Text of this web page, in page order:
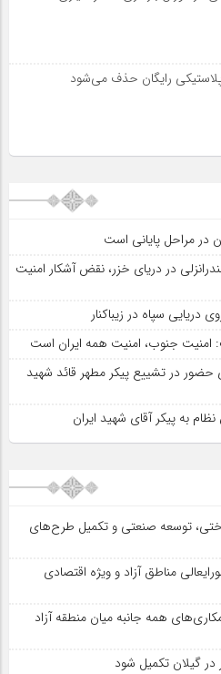
رایگان حذف می‌شود
در مراحل پایانی است
در دریای خزر، نقض آشکار امنیت
دریایی سپاه در زیباکنار
جنوب، امنیت همه ایران است
در تشییع پیکر مطهر قائد شهید
به پیکر آقای شهید ایران
توسعه صنعتی و تکمیل طرح‌های
مناطق آزاد و ویژه اقتصادی
همه جانبه میان منطقه آزاد
در گیلان تکمیل شود